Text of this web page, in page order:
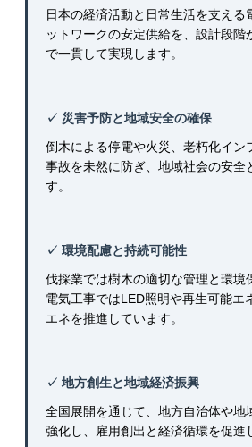
日本の経済活動と日常生活を支える
ットワークの安定供給を、設計段階
で一貫して実現します。
✓ 災害予防と地域安全の確保
倒木による停電や火災、老朽化イン
事故を未然に防ぎ、地域社会の安全
す。
✓ 環境配慮と持続可能性
伐採業では樹木の適切な管理と環境
電気工事ではLED照明や再生可能エ
エネを推進しています。
✓ 地方創生と地域経済振興
全国展開を通じて、地方自治体や地
強化し、雇用創出と経済循環を促進